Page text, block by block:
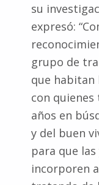
su
expresó:
grupo de
que
con
años en
y del buen
para que
incorporen